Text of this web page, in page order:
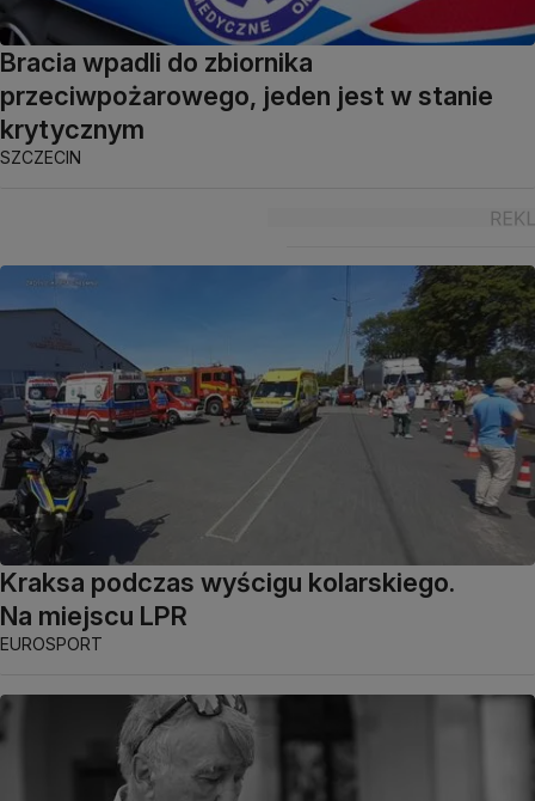
Bracia wpadli do zbiornika
przeciwpożarowego, jeden jest w stanie
krytycznym
SZCZECIN
Kraksa podczas wyścigu kolarskiego.
Na miejscu LPR
EUROSPORT